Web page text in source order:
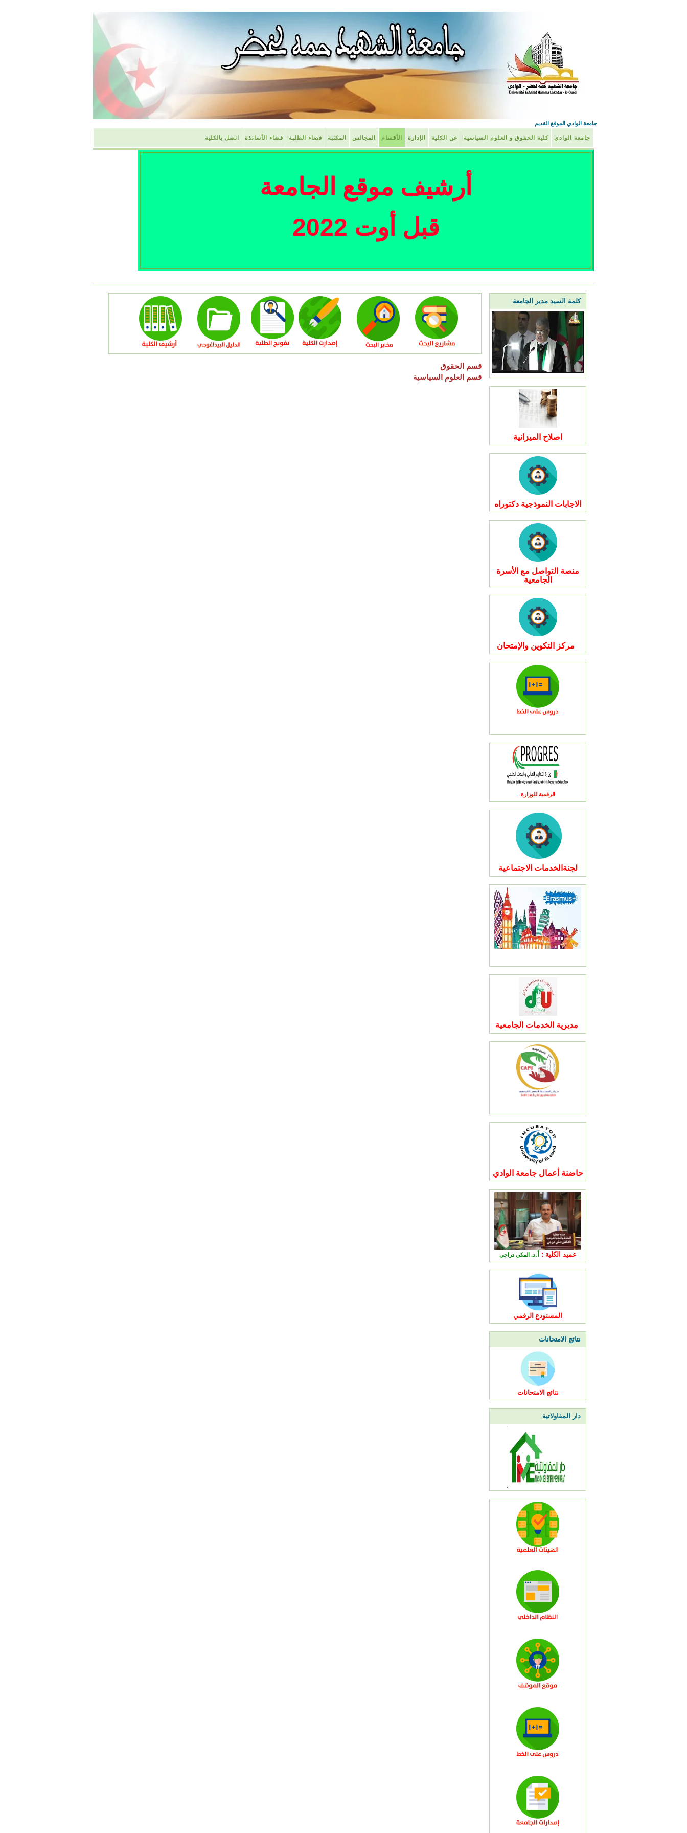
جامعة الوادي الموقغ القديم
جامعة الوادي كلية الحقوق و العلوم السياسية عن الكلية الإدارة الأقسام المجالس المكتبة فضاء الطلبة فضاء الأساتذة اتصل بالكلية
أرشيف موقع الجامعة
قبل أوت 2022
كلمة السيد مدير الجامعة
اصلاح الميزانية
الاجابات النموذجية دكتوراه
منصة التواصل مع الأسرة
الجامعية
مركز التكوين والإمتحان
الرقمية للوزارة
لجنةالخدمات الاجتماعية
مديرية الخدمات الجامعية
حاضنة أعمال جامعة الوادي
عميد الكلية : أ.د. المكي دراجي
المستودع الرقمي
نتائج الامتحانات
نتائج الامتحانات
دار المقاولاتية
قسم الحقوق
قسم العلوم السياسية